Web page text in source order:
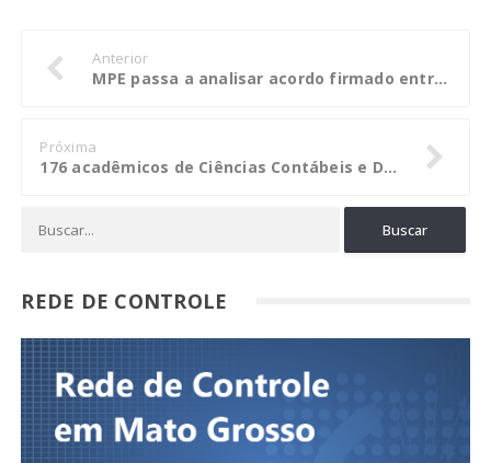
Anterior
MPE passa a analisar acordo firmado entre Governo do Estado e Consórcio VLT
Próxima
176 acadêmicos de Ciências Contábeis e Direito participaram do TCEstudantil em março
REDE DE CONTROLE